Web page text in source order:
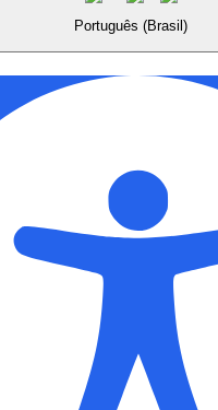
Português (Brasil)